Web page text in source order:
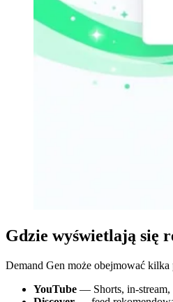
Gdzie wyświetlają się
Demand Gen może obejmować
YouTube — Shorts, in-stream,